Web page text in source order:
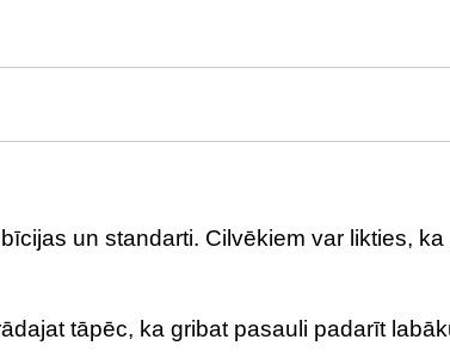
un standarti. Cilvēkiem var likties, ka
tāpēc, ka gribat pasauli padarīt